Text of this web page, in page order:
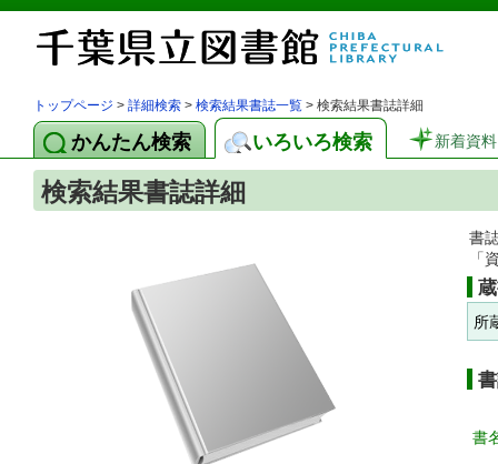
トップページ > 詳細検索 > 検索結果書誌一覧 > 検索結果書誌詳細
かんたん検索 いろいろ検索 新着資料
検索結果書誌詳細
書
「
所
書